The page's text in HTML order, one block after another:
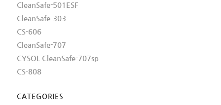
CleanSafe-501ESF
CleanSafe-303
CS-606
CleanSafe-707
CYSOL CleanSafe-707sp
CS-808
CATEGORIES